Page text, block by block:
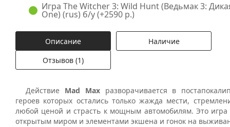
Игра The Witcher 3: Wild Hunt (Ведьмак 3:
One) (rus) б/у (+2590 р.)
Описание
Наличие
Отзывов (1)
Действие Mad Maxразворачивается в
героев которых остались только жажда мести,
любой ценой и страсть к мощным автомобилям. Это игра
открытым миром и элементами экшена и гонок на